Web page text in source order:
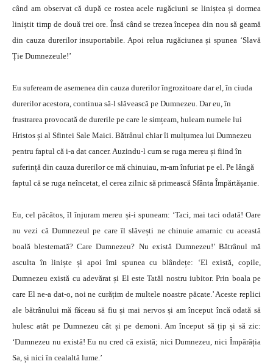
când am observat că după ce rostea acele rugăciuni se liniștea și dormea
liniștit timp de două trei ore. Însă când se trezea începea din nou să geamă
din cauza durerilor insuportabile. Apoi relua rugăciunea și spunea ‘Slavă
Ție Dumnezeule!’
Eu sufeream de asemenea din cauza durerilor îngrozitoare dar el, în ciuda
durerilor acestora, continua să-l slăvească pe Dumnezeu. Dar eu, în
frustrarea provocată de durerile pe care le simțeam, huleam numele lui
Hristos și al Sfintei Sale Maici. Bătrânul chiar îi mulțumea lui Dumnezeu
pentru faptul că i-a dat cancer. Auzindu-l cum se ruga mereu și fiind în
suferință din cauza durerilor ce mă chinuiau, m-am înfuriat pe el. Pe lângă
faptul că se ruga neîncetat, el cerea zilnic să primească Sfânta Împărtășanie.
Eu, cel păcătos, îl înjuram mereu și-i spuneam: ‘Taci, mai taci odată! Oare
nu vezi că Dumnezeul pe care îl slăvești ne chinuie amarnic cu această
boală blestemată? Care Dumnezeu? Nu există Dumnezeu!’ Bătrânul mă
asculta în liniște și apoi îmi spunea cu blândețe: ‘El există, copile,
Dumnezeu există cu adevărat și El este Tatăl nostru iubitor. Prin boala pe
care El ne-a dat-o, noi ne curățim de multele noastre păcate.’ Aceste replici
ale bătrânului mă făceau să fiu și mai nervos și am început încă odată să
hulesc atât pe Dumnezeu cât și pe demoni. Am început să țip și să zic:
‘Dumnezeu nu există! Eu nu cred că există; nici Dumnezeu, nici Împărăția
Sa, și nici în cealaltă lume.’